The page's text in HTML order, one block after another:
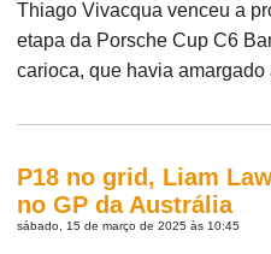
Thiago Vivacqua venceu a
etapa da Porsche Cup C6
carioca, que havia amargado
P18 no grid, Liam
no GP da Austrália
sábado, 15 de março de 2025 às 10:45